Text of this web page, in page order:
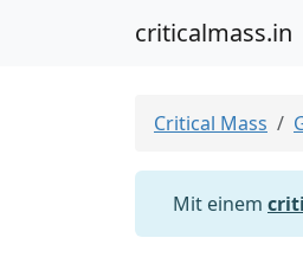
criticalmass.in
Critical Mass
Mit einem